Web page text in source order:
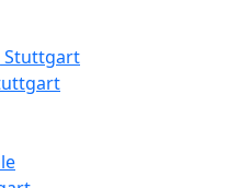
Stuttgart